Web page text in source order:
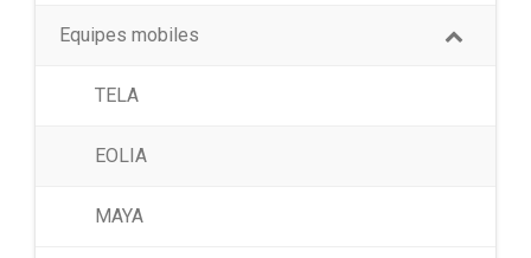
Equipes mobiles
TELA
EOLIA
MAYA